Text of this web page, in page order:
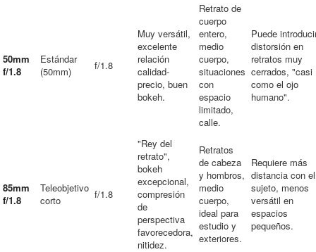
50mm
f/1.8
Estándar
(50mm)
f/1.8
Muy versátil,
excelente
relación
calidad-
precio, buen
bokeh.
Retrato de
cuerpo
entero,
medio
cuerpo,
situaciones
con
espacio
limitado,
calle.
Puede
distorsión en
retratos muy
cerrados, "casi
como el ojo
humano".
85mm
f/1.8
Teleobjetivo
corto
f/1.8
"Rey del
retrato",
bokeh
excepcional,
compresión
de
perspectiva
favorecedora,
nitidez.
Retratos
de cabeza
y hombros,
medio
cuerpo,
ideal para
estudio y
exteriores.
Requiere más
distancia con el
sujeto, menos
versátil en
espacios
pequeños.